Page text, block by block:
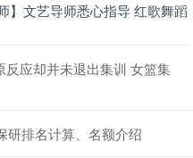
】文艺导师悉心指导 红歌舞蹈
应却并未退出集训 女篮集
研排名计算、名额介绍